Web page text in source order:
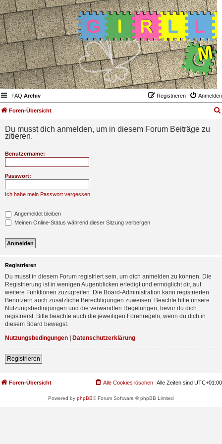
FAQ Archiv Anmelden
Registrieren
Foren-Übersicht
Du musst dich anmelden, um in diesem Forum Beiträge zu
zitieren.
Benutzername:
Passwort:
Ich habe mein Passwort vergessen
Angemeldet bleiben
Meinen Online-Status während dieser Sitzung verbergen
Registrieren
Du musst in diesem Forum registriert sein, um dich anmelden zu können. Die
Registrierung ist in wenigen Augenblicken erledigt und ermöglicht dir, auf
weitere Funktionen zuzugreifen. Die Board-Administration kann registrierten
Benutzern auch zusätzliche Berechtigungen zuweisen. Beachte bitte unsere
Nutzungsbedingungen und die verwandten Regelungen, bevor du dich
registrierst. Bitte beachte auch die jeweiligen Forenregeln, wenn du dich in
diesem Board bewegst.
Nutzungsbedingungen | Datenschutzerklärung
Registrieren
Foren-Übersicht Alle Zeiten sind UTC+01:00
Alle Cookies löschen
Powered by phpBB® Forum Software © phpBB Limited